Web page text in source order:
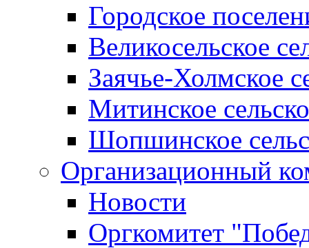
Городское
Великосельское
Заячье-Холмское
Митинское
Шопшинское
Организационный
Новости
Оргкомитет